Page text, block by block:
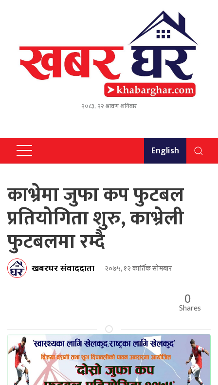
२०८३, २२ श्रावण शनिबार
English
काभ्रेमा जुफा कप फुटबल
प्रतियोगिता शुरु, काभ्रेली
फुटबलमा रम्दै
खबरघर संवाददाता २०७५, १२ कार्तिक सोमबार
0
Shares